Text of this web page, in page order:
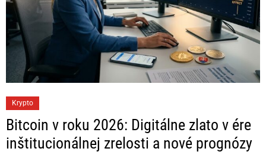
a
t
e
Krypto
Bitcoin v roku 2026: Digitálne zlato v ére
inštitucionálnej zrelosti a nové prognózy